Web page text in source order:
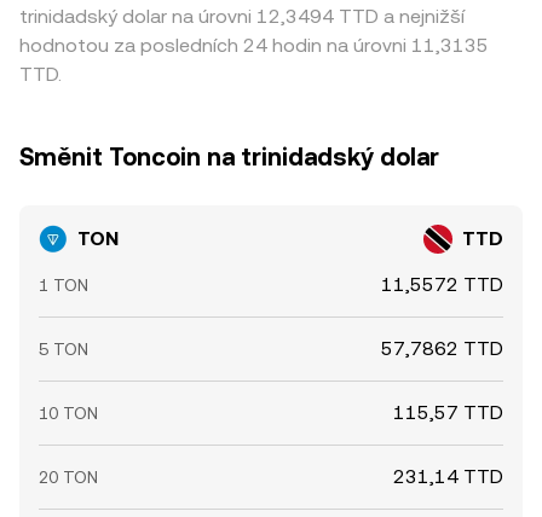
trinidadský dolar na úrovni 12,3494 TTD a nejnižší
hodnotou za posledních 24 hodin na úrovni 11,3135
TTD.
Směnit Toncoin na trinidadský dolar
TON TTD
1 TON 11,5572 TTD
5 TON 57,7862 TTD
10 TON 115,57 TTD
20 TON 231,14 TTD